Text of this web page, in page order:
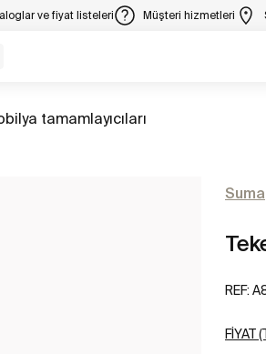
ve fiyat listeleri Müşteri hizmetleri
tamamlayıcıları
Suma
REF:
FIYAT